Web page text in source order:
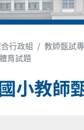
行政組 教師甄試
育試題
小教師